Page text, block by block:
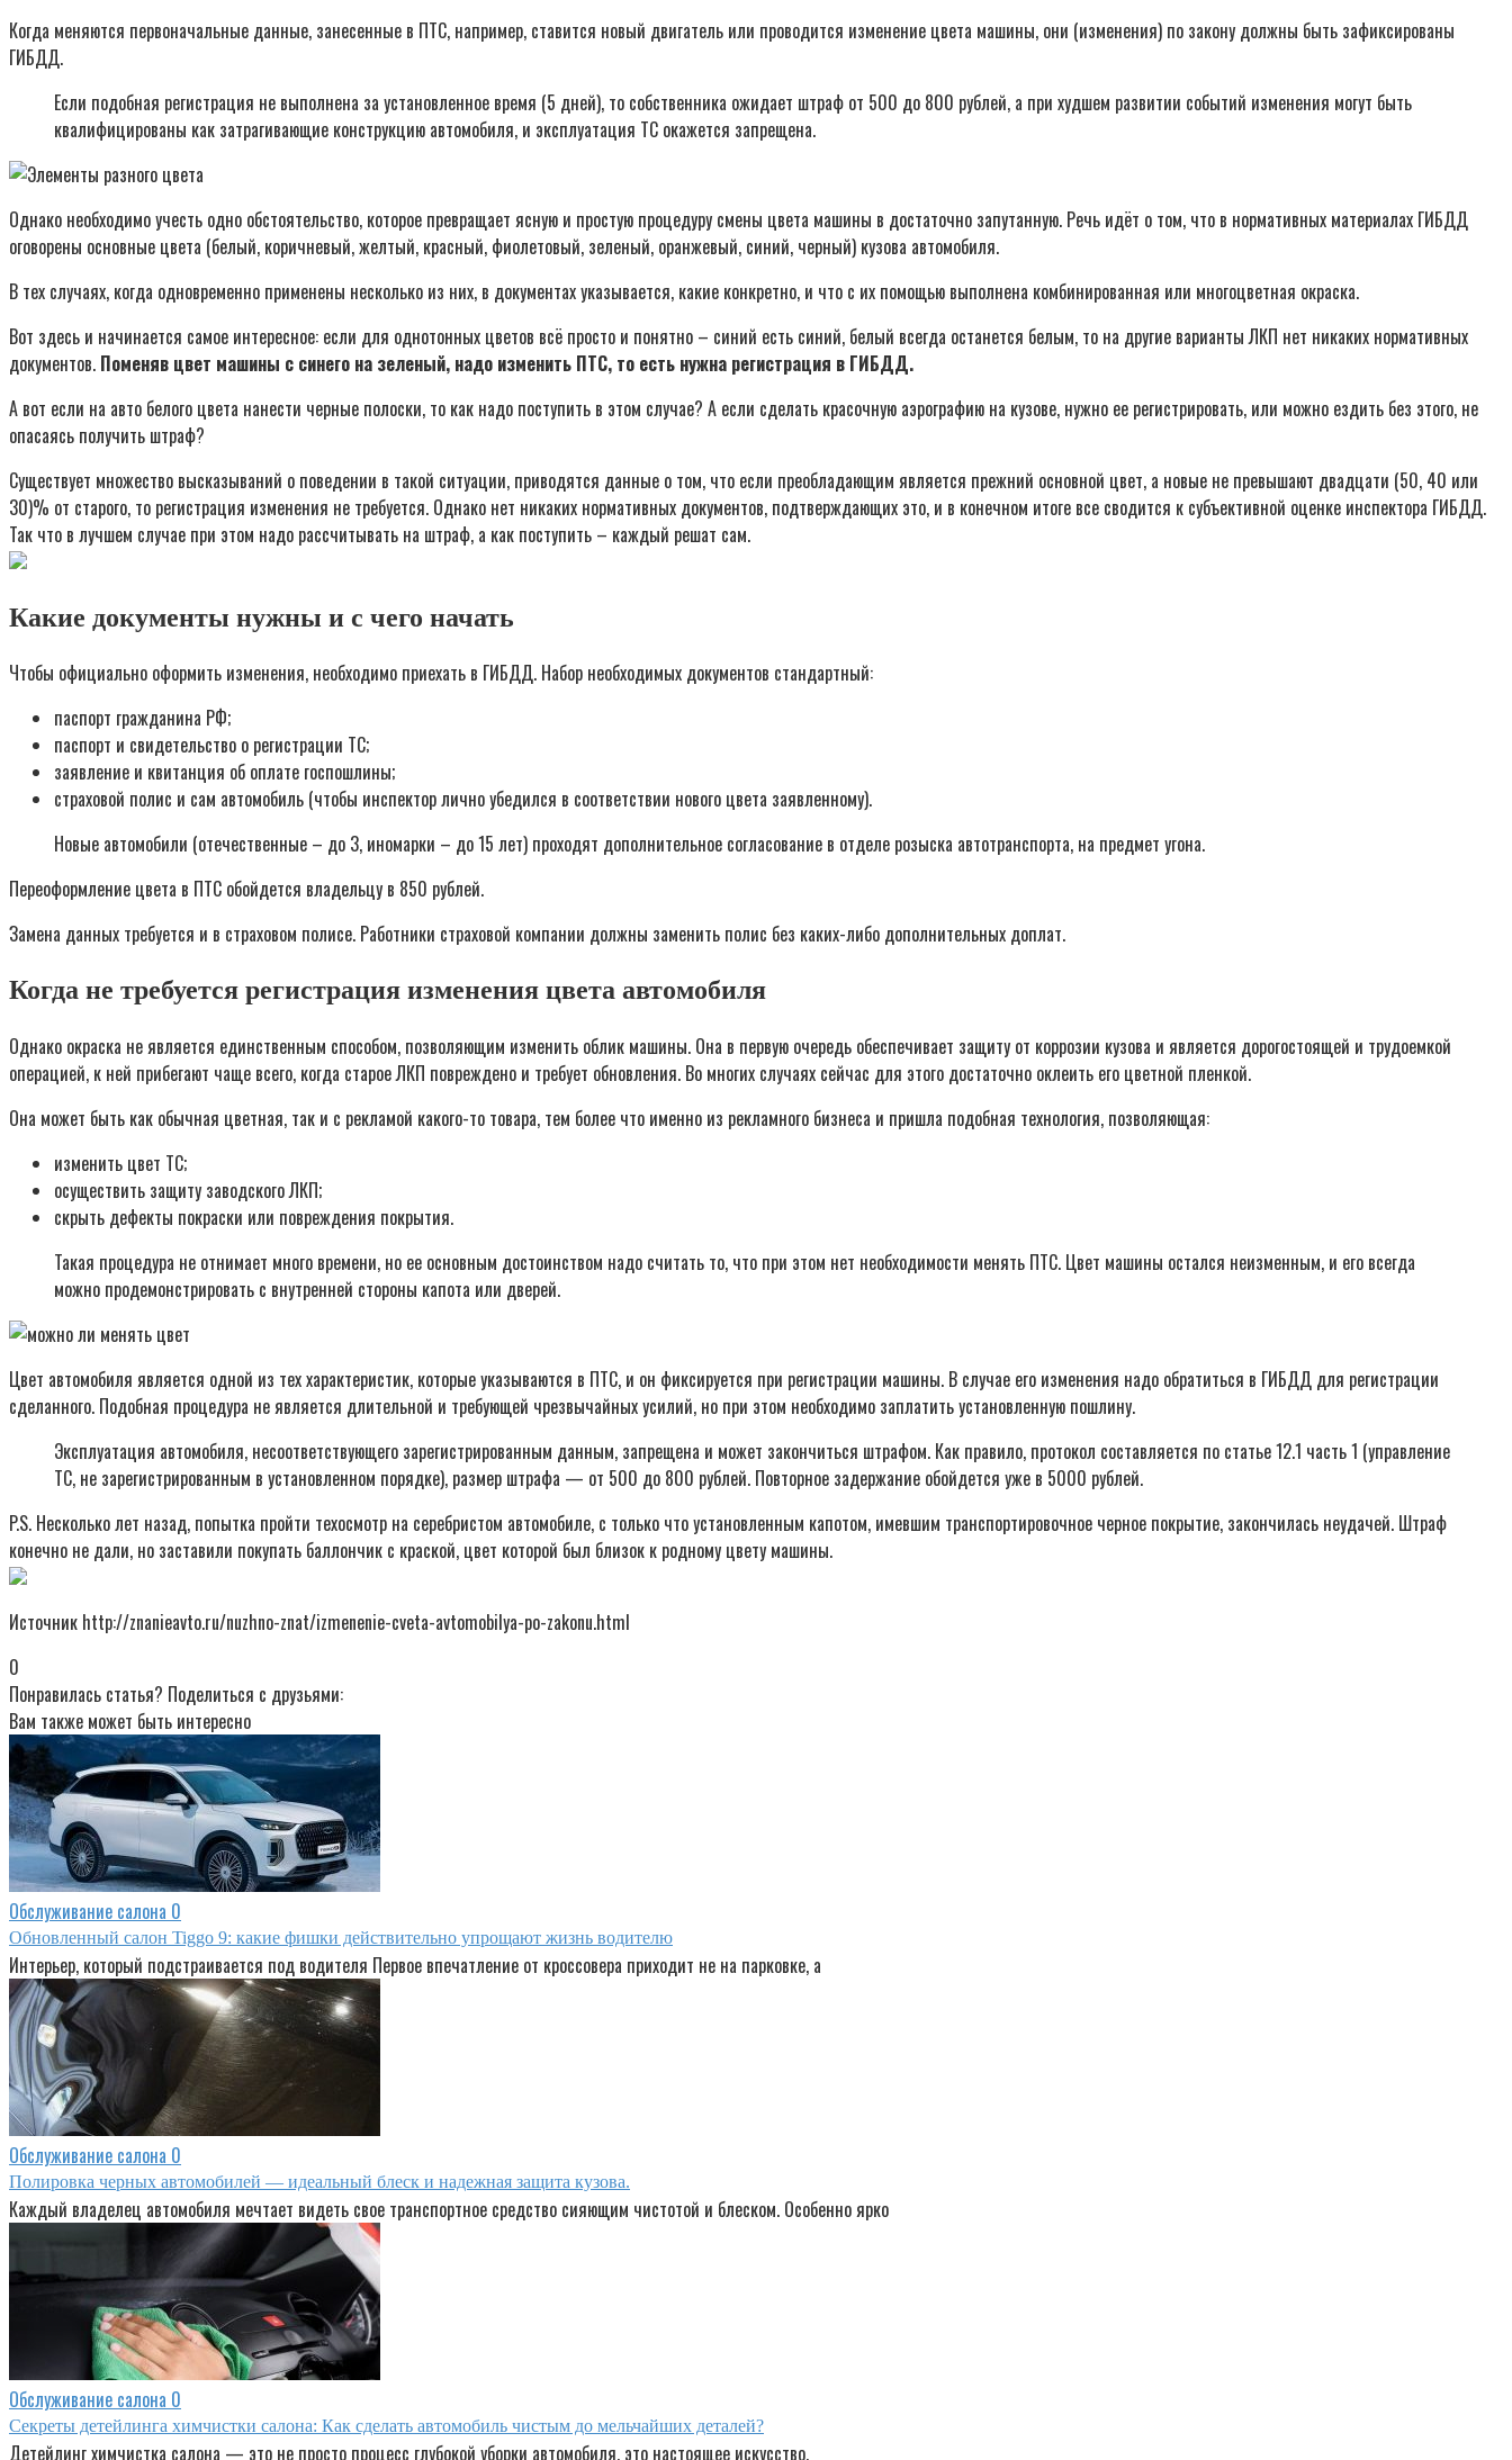
Когда меняются первоначальные данные, занесенные в ПТС, например, ставится новый двигатель или проводится изменение цвета машины, они (изменения) по закону должны быть зафиксированы
ГИБДД.
Если подобная регистрация не выполнена за установленное время (5 дней), то собственника ожидает штраф от 500 до 800 рублей, а при худшем развитии событий изменения могут быть
квалифицированы как затрагивающие конструкцию автомобиля, и эксплуатация ТС окажется запрещена.
Однако необходимо учесть одно обстоятельство, которое превращает ясную и простую процедуру смены цвета машины в достаточно запутанную. Речь идёт о том, что в нормативных материалах ГИБДД
оговорены основные цвета (белый, коричневый, желтый, красный, фиолетовый, зеленый, оранжевый, синий, черный) кузова автомобиля.
В тех случаях, когда одновременно применены несколько из них, в документах указывается, какие конкретно, и что с их помощью выполнена комбинированная или многоцветная окраска.
Вот здесь и начинается самое интересное: если для однотонных цветов всё просто и понятно – синий есть синий, белый всегда останется белым, то на другие варианты ЛКП нет никаких нормативных
документов. Поменяв цвет машины с синего на зеленый, надо изменить ПТС, то есть нужна регистрация в ГИБДД.
А вот если на авто белого цвета нанести черные полоски, то как надо поступить в этом случае? А если сделать красочную аэрографию на кузове, нужно ее регистрировать, или можно ездить без этого, не
опасаясь получить штраф?
Существует множество высказываний о поведении в такой ситуации, приводятся данные о том, что если преобладающим является прежний основной цвет, а новые не превышают двадцати (50, 40 или
30)% от старого, то регистрация изменения не требуется. Однако нет никаких нормативных документов, подтверждающих это, и в конечном итоге все сводится к субъективной оценке инспектора ГИБДД.
Так что в лучшем случае при этом надо рассчитывать на штраф, а как поступить – каждый решат сам.
Какие документы нужны и с чего начать
Чтобы официально оформить изменения, необходимо приехать в ГИБДД. Набор необходимых документов стандартный:
паспорт гражданина РФ;
паспорт и свидетельство о регистрации ТС;
заявление и квитанция об оплате госпошлины;
страховой полис и сам автомобиль (чтобы инспектор лично убедился в соответствии нового цвета заявленному).
Новые автомобили (отечественные – до 3, иномарки – до 15 лет) проходят дополнительное согласование в отделе розыска автотранспорта, на предмет угона.
Переоформление цвета в ПТС обойдется владельцу в 850 рублей.
Замена данных требуется и в страховом полисе. Работники страховой компании должны заменить полис без каких-либо дополнительных доплат.
Когда не требуется регистрация изменения цвета автомобиля
Однако окраска не является единственным способом, позволяющим изменить облик машины. Она в первую очередь обеспечивает защиту от коррозии кузова и является дорогостоящей и трудоемкой
операцией, к ней прибегают чаще всего, когда старое ЛКП повреждено и требует обновления. Во многих случаях сейчас для этого достаточно оклеить его цветной пленкой.
Она может быть как обычная цветная, так и с рекламой какого-то товара, тем более что именно из рекламного бизнеса и пришла подобная технология, позволяющая:
изменить цвет ТС;
осуществить защиту заводского ЛКП;
скрыть дефекты покраски или повреждения покрытия.
Такая процедура не отнимает много времени, но ее основным достоинством надо считать то, что при этом нет необходимости менять ПТС. Цвет машины остался неизменным, и его всегда
можно продемонстрировать с внутренней стороны капота или дверей.
Цвет автомобиля является одной из тех характеристик, которые указываются в ПТС, и он фиксируется при регистрации машины. В случае его изменения надо обратиться в ГИБДД для регистрации
сделанного. Подобная процедура не является длительной и требующей чрезвычайных усилий, но при этом необходимо заплатить установленную пошлину.
Эксплуатация автомобиля, несоответствующего зарегистрированным данным, запрещена и может закончиться штрафом. Как правило, протокол составляется по статье 12.1 часть 1 (управление
ТС, не зарегистрированным в установленном порядке), размер штрафа — от 500 до 800 рублей. Повторное задержание обойдется уже в 5000 рублей.
P.S. Несколько лет назад, попытка пройти техосмотр на серебристом автомобиле, с только что установленным капотом, имевшим транспортировочное черное покрытие, закончилась неудачей. Штраф
конечно не дали, но заставили покупать баллончик с краской, цвет которой был близок к родному цвету машины.
Источник http://znanieavto.ru/nuzhno-znat/izmenenie-cveta-avtomobilya-po-zakonu.html
0
Понравилась статья? Поделиться с друзьями:
Вам также может быть интересно
Обслуживание салона 0
Обновленный салон Tiggo 9: какие фишки действительно упрощают жизнь водителю
Интерьер, который подстраивается под водителя Первое впечатление от кроссовера приходит не на парковке, а
Обслуживание салона 0
Полировка черных автомобилей — идеальный блеск и надежная защита кузова.
Каждый владелец автомобиля мечтает видеть свое транспортное средство сияющим чистотой и блеском. Особенно ярко
Обслуживание салона 0
Секреты детейлинга химчистки салона: Как сделать автомобиль чистым до мельчайших деталей?
Детейлинг химчистка салона — это не просто процесс глубокой уборки автомобиля, это настоящее искусство,